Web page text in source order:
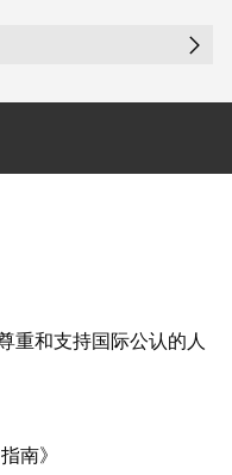
重和支持国际公认的人
南》